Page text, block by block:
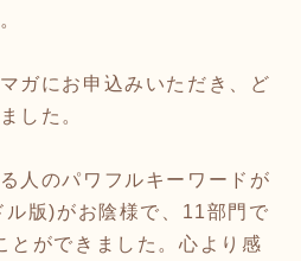
ガにお申込みいただき、ど
した。
人のパワフルキーワードが
ル版)がお陰様で、11部門で
とができました。心より感